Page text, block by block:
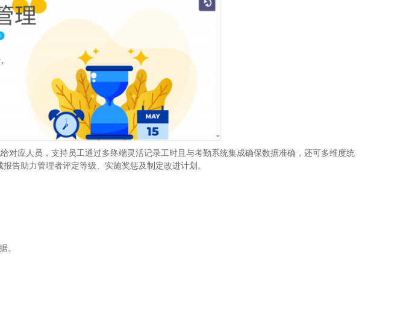
应人员，支持员工通过多终端灵活记录工时且与考勤系统集成确保数据准确，还可多维度统
告助力管理者评定等级、实施奖惩及制定改进计划。
。